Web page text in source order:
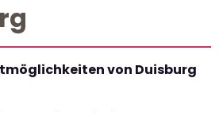
von Duisburg